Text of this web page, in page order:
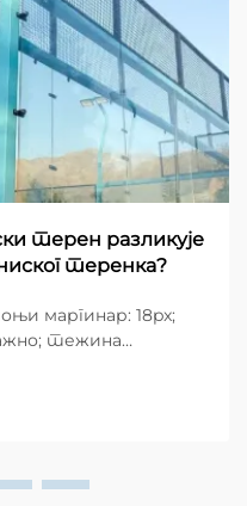
терен разликује
теренка?
маргинар: 18px;
тежина
18px;